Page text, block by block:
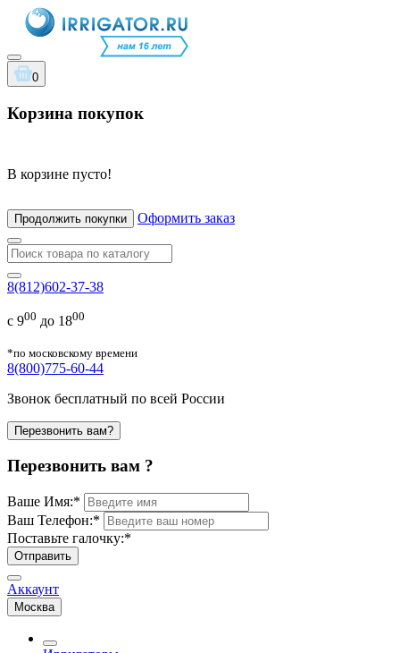
0
Корзина покупок
В корзине пусто!
Продолжить покупки Оформить заказ
8(812)602-37-38
с 900 до 1800
*по московскому времени
8(800)775-60-44
Звонок бесплатный по всей России
Перезвонить вам?
Перезвонить вам ?
Ваше Имя:*
Ваш Телефон:*
Поставьте галочку:*
Отправить
Аккаунт
Москва